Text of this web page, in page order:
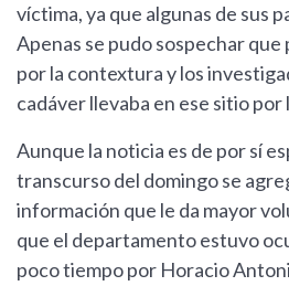
víctima, ya que algunas de sus
Apenas se pudo sospechar
por la contextura y los
cadáver llevaba en ese sitio por
Aunque la noticia es de por sí
transcurso del domingo se
información que le da mayor
que el departamento estuvo
poco tiempo por Horacio